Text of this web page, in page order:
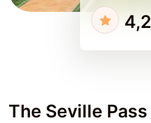
4,2
The Seville Pass